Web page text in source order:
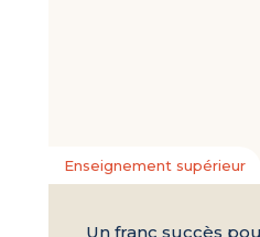
Enseignement supérieur
Un franc succès